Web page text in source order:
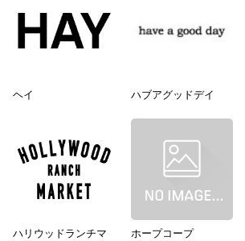
ヘイ ハブアグッドデイ
ハリウッドランチマ
ホープコープ